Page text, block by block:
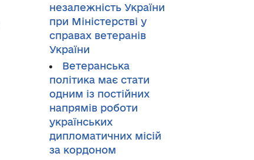
незалежність України
при Міністерстві у
справах ветеранів
України
Ветеранська
політика має стати
одним із постійних
напрямів роботи
українських
дипломатичних місій
за кордоном